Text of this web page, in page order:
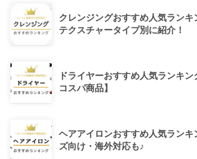
クレンジングおすすめ人気ラン
テクスチャータイプ別に紹介！
ドライヤーおすすめ人気ランキ
コスパ商品】
ヘアアイロンおすすめ人気ラン
ズ向け・海外対応も♪